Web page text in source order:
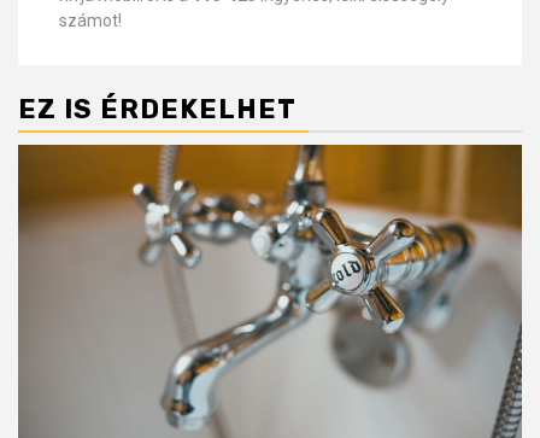
számot!
EZ IS ÉRDEKELHET